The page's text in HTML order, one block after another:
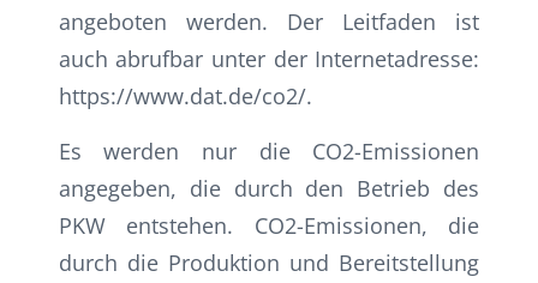
angeboten werden. Der Leitfaden ist
auch abrufbar unter der Internetadresse:
https://www.dat.de/co2/.
Es werden nur die CO2-Emissionen
angegeben, die durch den Betrieb des
PKW entstehen. CO2-Emissionen, die
durch die Produktion und Bereitstellung